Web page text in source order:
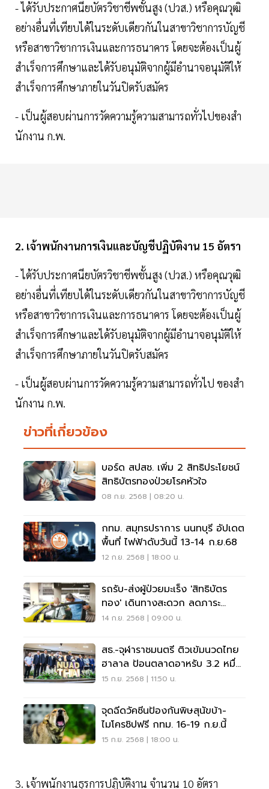
- ได้รับประกาศนียบัตรวิชาชีพชั้นสูง (ปวส.) หรือคุณวุฒิ
อย่างอื่นที่เทียบได้ในระดับเดียวกันในสาขาวิชาการบัญชี
หรือสาขาวิชาการเงินและการธนาคาร โดยจะต้องเป็นผู้
สำเร็จการศึกษาและได้รับอนุมัติจากผู้มีอำนาจอนุมัติให้
สำเร็จการศึกษาภายในวันปิดรับสมัคร
- เป็นผู้สอบผ่านการวัดความรู้ความสามารถทั่วไปของสํา
นักงาน ก.พ.
2. เจ้าพนักงานการเงินและบัญชีปฏิบัติงาน 15 อัตรา
- ได้รับประกาศนียบัตรวิชาชีพชั้นสูง (ปวส.) หรือคุณวุฒิ
อย่างอื่นที่เทียบได้ในระดับเดียวกันในสาขาวิชาการบัญชี
หรือสาขาวิชาการเงินและการธนาคาร โดยจะต้องเป็นผู้
สำเร็จการศึกษาและได้รับอนุมัติจากผู้มีอำนาจอนุมัติให้
สำเร็จการศึกษาภายในวันปิดรับสมัคร
- เป็นผู้สอบผ่านการวัดความรู้ความสามารถทั่วไป ของสํา
นักงาน ก.พ.
ข่าวที่เกี่ยวข้อง
บอร์ด สปสช. เพิ่ม 2 สิทธิประโยชน์
สิทธิบัตรทองป่วยโรคหัวใจ
08 ก.ย. 2568 | 08:20 น.
กทม. สมุทรปราการ นนทบุรี อัปเดต
พื้นที่ ไฟฟ้าดับวันนี้ 13-14 ก.ย.68
12 ก.ย. 2568 | 18:00 น.
รถรับ-ส่งผู้ป่วยมะเร็ง 'สิทธิบัตร
ทอง' เดินทางสะดวก ลดภาระ
ครอบครัว
14 ก.ย. 2568 | 09:00 น.
สธ.-จุฬาราชมนตรี ติวเข้มนวดไทย
ฮาลาล ป้อนตลาดอาหรับ 3.2 หมื่น
ล้าน
15 ก.ย. 2568 | 11:50 น.
จุดฉีดวัคซีนป้องกันพิษสุนัขบ้า-
ไมโครชิปฟรี กทม. 16-19 ก.ย.นี้
15 ก.ย. 2568 | 18:00 น.
3. เจ้าพนักงานธุรการปฏิบัติงาน จำนวน 10 อัตรา